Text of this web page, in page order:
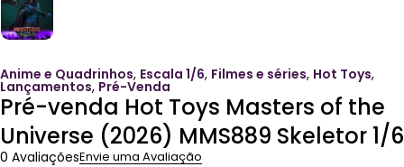
Anime e Quadrinhos, Escala 1/6, Filmes e séries, Hot Toys,
Lançamentos, Pré-Venda
Pré-venda Hot Toys Masters of the
Universe (2026) MMS889 Skeletor 1/6
0 AvaliaçõesEnvie uma Avaliação